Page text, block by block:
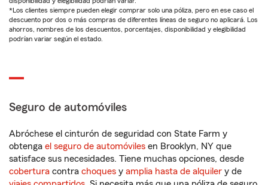
*Los clientes siempre pueden elegir comprar solo una póliza, pero en ese caso el
descuento por dos o más compras de diferentes líneas de seguro no aplicará. Los
ahorros, nombres de los descuentos, porcentajes, disponibilidad y elegibilidad
podrían variar según el estado.
Seguro de automóviles
Abróchese el cinturón de seguridad con State Farm y
obtenga el seguro de automóviles en Brooklyn, NY que
satisface sus necesidades. Tiene muchas opciones, desde
cobertura contra choques y amplia hasta de alquiler y de